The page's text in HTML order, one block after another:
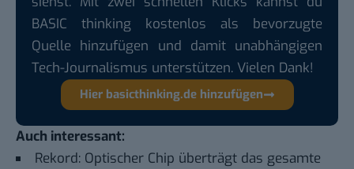
BASIC thinking kostenlos als bevorzugte
Quelle hinzufügen und damit unabhängigen
Tech-Journalismus unterstützen. Vielen Dank!
Hier basicthinking.de hinzufügen
Auch interessant:
Rekord: Optischer Chip überträgt das gesamte